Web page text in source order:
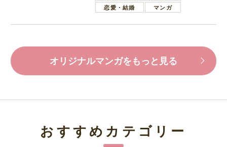
恋愛・結婚
マンガ
オリジナルマンガをもっと見る
おすすめカテゴリー